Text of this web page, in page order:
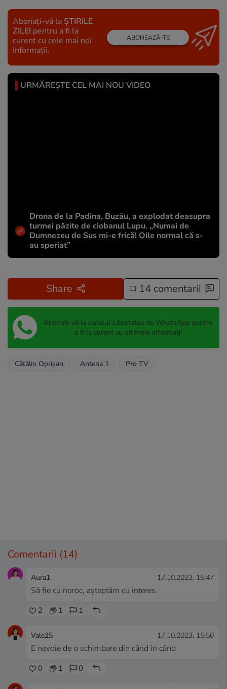
Abonați-vă la ȘTIRILE
ZILEI pentru a fi la
curent cu cele mai noi
informații.
ABONEAZĂ-TE
URMĂREȘTE CEL MAI NOU VIDEO
Drona de la Padina, Buzău, a explodat deasupra
turmei păzite de ciobanul Lupu. „Numai de
Dumnezeu de Sus mi-e frică! Oile normal că s-
au speriat”
Share 14 comentarii
Abonați-vă la canalul Libertatea de WhatsApp pentru
a fi la curent cu ultimele informații
Cătălin Oprişan Antena 1 Pro TV
Comentarii (14)
Aura1 17.10.2023, 15:47
Să fie cu noroc, așteptăm cu interes.
2 1 1
Vale25 17.10.2023, 15:50
E nevoie de o schimbare din când în când
0 1 0